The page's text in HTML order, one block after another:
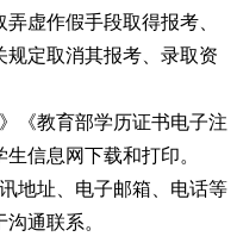
虚作假手段取得报考、
定取消其报考、录取资
《教育部学历证书电子注
信息网下载和打印。
地址、电子邮箱、电话等
通联系。